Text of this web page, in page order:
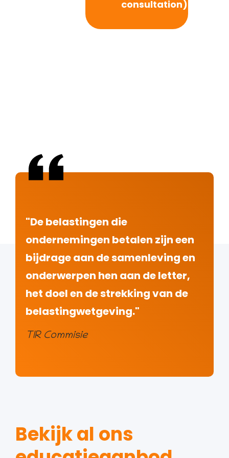
consultation)
"De belastingen die
ondernemingen betalen zijn een
bijdrage aan de samenleving en
onderwerpen hen aan de letter,
het doel en de strekking van de
belastingwetgeving."
TIR Commisie
Bekijk al ons